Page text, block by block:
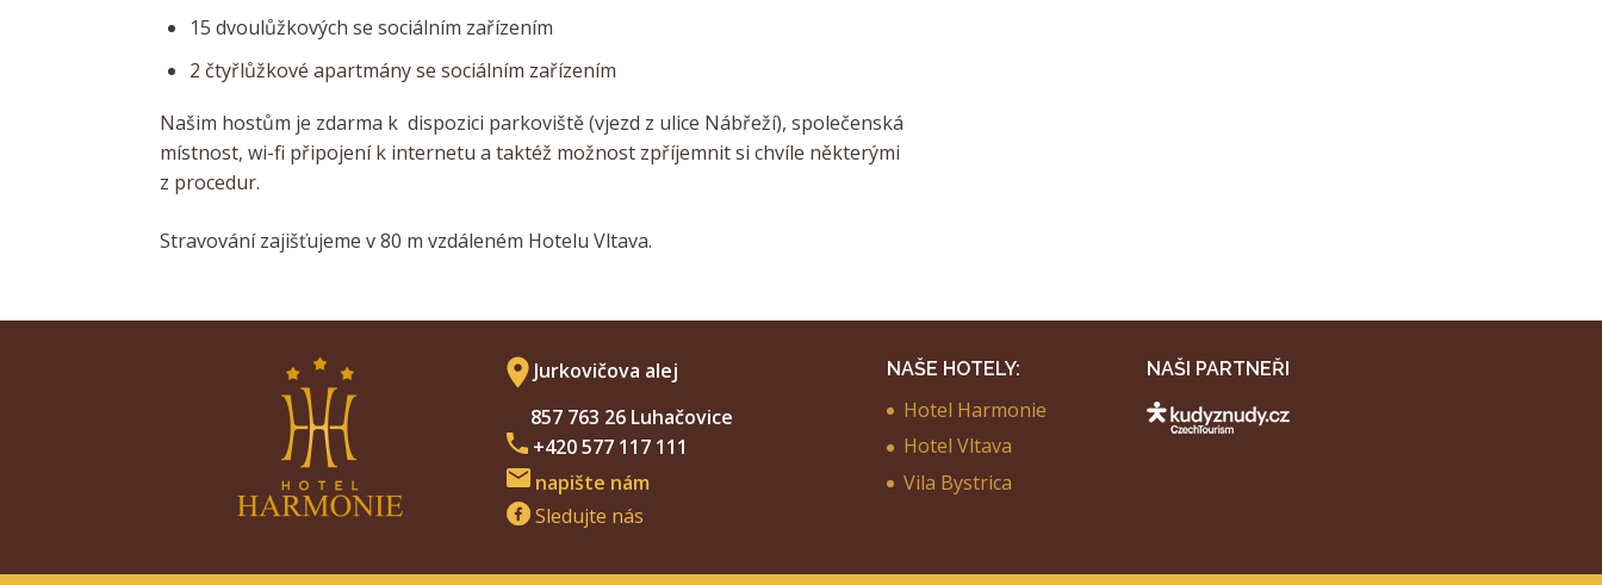
15 dvoulůžkových se sociálním zařízením
2 čtyřlůžkové apartmány se sociálním zařízením
Našim hostům je zdarma k dispozici parkoviště (vjezd z ulice Nábřeží), společenská
místnost, wi-fi připojení k internetu a taktéž možnost zpříjemnit si chvíle některými
z procedur.
Stravování zajišťujeme v 80 m vzdáleném Hotelu Vltava.
Jurkovičova alej
857 763 26 Luhačovice
+420 577 117 111
napište nám
Sledujte nás
NAŠE HOTELY:
Hotel Harmonie
Hotel Vltava
Vila Bystrica
NAŠI PARTNEŘI